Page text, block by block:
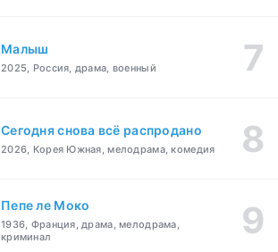
Малыш
2025, Россия, драма, военный
Сегодня снова всё распродано
2026, Корея Южная, мелодрама, комедия
Пепе ле Моко
1936, Франция, драма, мелодрама,
криминал